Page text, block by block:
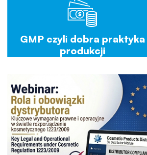
GMP czyli dobra praktyka
produkcji